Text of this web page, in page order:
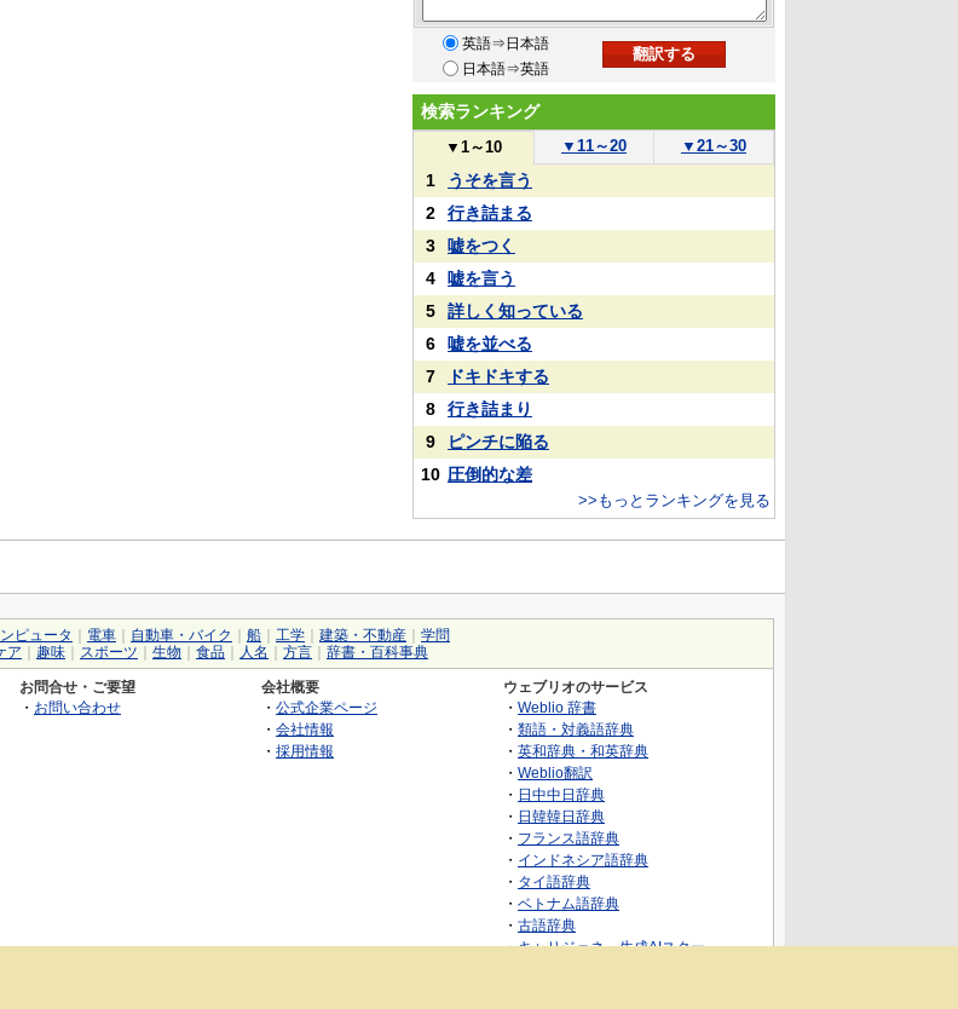
英語⇒日本語
日本語⇒英語
検索ランキング
▼ 1～10 ▼ 11～20 ▼ 21～30
1
うそを言う
2
行き詰まる
3
嘘をつく
4
嘘を言う
5
詳しく知っている
6
嘘を並べる
7
ドキドキする
8
行き詰まり
9
ピンチに陥る
10 圧倒的な差
>>もっとランキングを見る
ピュータ 電車 自動車・バイク 船 工学 建築・不動産
学問
ア 趣味 スポーツ 生物 食品 人名 方言 辞書・百科事典
お問合せ・ご要望
・ お問い合わせ
会社概要
・ 公式企業ページ
・ 会社情報
・ 採用情報
ウェブリオのサービス
・ Weblio 辞書
・ 類語・対義語辞典
・ 英和辞典・和英辞典
・ Weblio翻訳
・ 日中中日辞典
・ 日韓韓日辞典
・ フランス語辞典
・ インドネシア語辞典
・ タイ語辞典
・ ベトナム語辞典
・ 古語辞典
・キャリジェネ～生成AIスクー